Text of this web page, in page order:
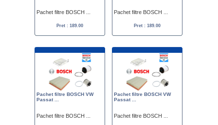
Pachet filtre BOSCH ...
Pret : 189.00
Pachet filtre BOSCH ...
Pret : 189.00
Pachet filtre BOSCH VW
Passat ...
Pachet filtre BOSCH ...
Pachet filtre BOSCH VW
Passat ...
Pachet filtre BOSCH ...